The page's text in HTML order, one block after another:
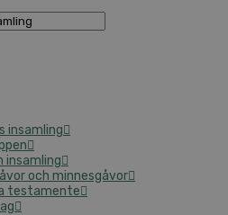
insamling
insamling
och minnesgåvor
testamente